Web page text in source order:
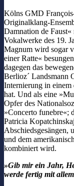
Kölns GMD
Originalklang-
Damnation de Faust«
Vokalwerke des 19.
Magnum wird sogar
einer Ratte«
dagegen das
Berlioz´ Landsmann
Internierung in einem
hat. Und als eine
Opfer des
»Concerto funebre«;
Patricia
Abschiedsgesängen,
und dem
kombiniert wird.
»Gib mir ein Jahr,
werde fertig mit